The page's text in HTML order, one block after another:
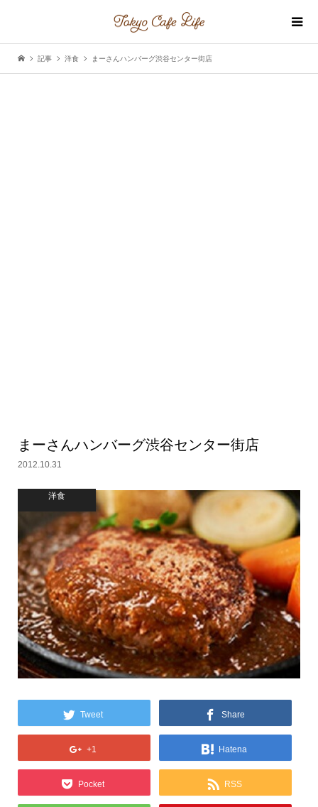
記事 洋食 まーさんハンバーグ渋谷センター街店
まーさんハンバーグ渋谷センター街店
2012.10.31
洋食
Tweet Share
+1 Hatena
Pocket RSS